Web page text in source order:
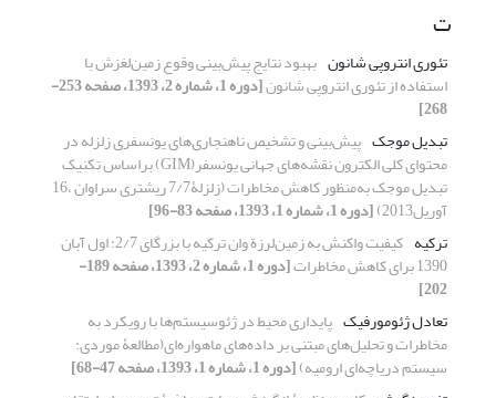
ت
تئوری انتروپی شانون بهبود نتایج پیش‌بینی وقوع زمین‌لغزش با
استفاده از تئوری انتروپی شانون [دوره 1، شماره 2، 1393، صفحه 253-
268]
تبدیل موجک پیش‌بینی و تشخیص ناهنجاری‌های یونسفری زلزله در
محتوای کلی الکترون نقشه‌های جهانی یونسفر(GIM) براساس تکنیک
تبدیل موجک به‌منظور کاهش مخاطرات (زلزلۀ7/7 ریشتری سراوان ،16
آوریل2013)
[دوره 1، شماره 1، 1393، صفحه 83-96]
ترکیه
کیفیت واکنش به زمین‌لرزة وان ترکیه با بزرگای 2/7: اول آبان
1390 برای کاهش مخاطرات [دوره 1، شماره 2، 1393، صفحه 189-
202]
تعادل ژئومورفیک پایداری محیط در ژئوسیستم‌ها با رویکرد به
مخاطرات و تحلیل‌های مبتنی بر داده‌های ماهواره‌ای(مطالعۀ موردی:
سیستم دریاچه‌ای ارومیه)[دوره 1، شماره 1، 1393، صفحه 47-68]